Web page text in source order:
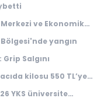
ve Ekonomik
yangın
Salgını
kilosu 550 TL’ye
YKS üniversite